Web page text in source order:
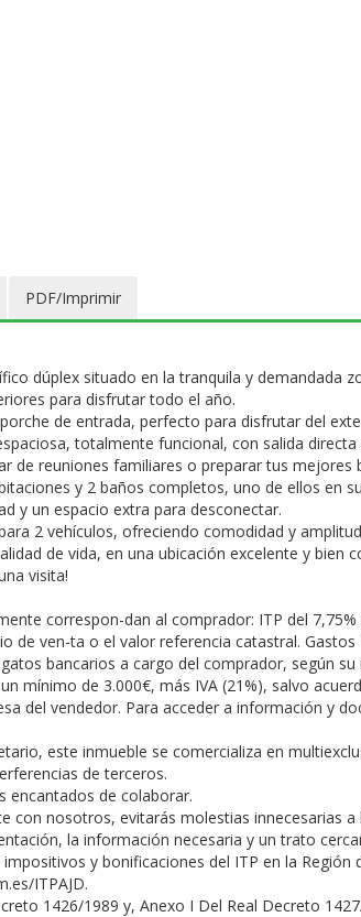
PDF/Imprimir
dúplex situado en la tranquila y demandada
para disfrutar todo el año.
de entrada, perfecto para disfrutar del
totalmente funcional, con salida
de reuniones familiares o preparar tus mejores
y 2 baños completos, uno de ellos en
y un espacio extra para desconectar.
2 vehículos, ofreciendo comodidad y
de vida, en una ubicación excelente y bien
visita!
correspon-dan al comprador: ITP del
de ven-ta o el valor referencia catastral.
bancarios a cargo del comprador, según
mínimo de 3.000€, más IVA (21%), salvo
del vendedor. Para acceder a información y
este inmueble se comercializa en
de terceros.
encantados de colaborar.
con nosotros, evitarás molestias innecesarias a
la información necesaria y un trato
y bonificaciones del ITP en la
ITPAJD.
1426/1989 y, Anexo I Del Real Decreto